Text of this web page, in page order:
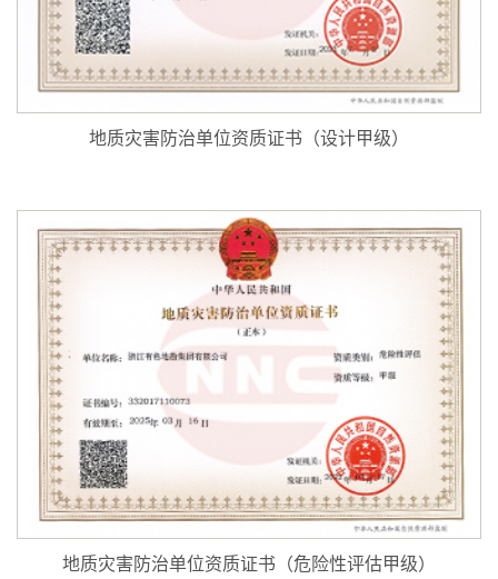
地质灾害防治单位资质证书（设计甲级）
地质灾害防治单位资质证书（危险性评估甲级）